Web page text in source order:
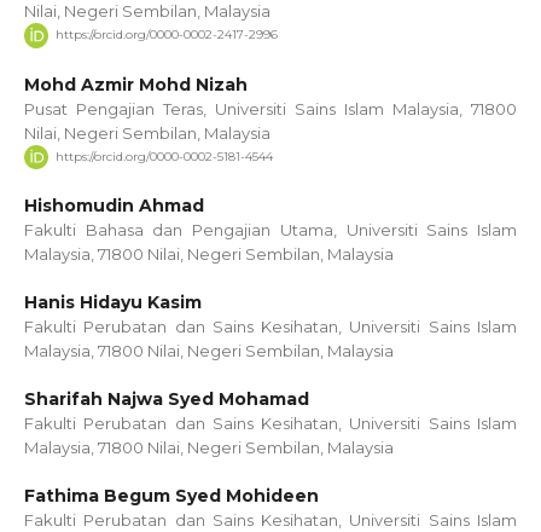
Nilai, Negeri Sembilan, Malaysia
https://orcid.org/0000-0002-2417-2996
Mohd Azmir Mohd Nizah
Pusat Pengajian Teras, Universiti Sains Islam Malaysia, 71800
Nilai, Negeri Sembilan, Malaysia
https://orcid.org/0000-0002-5181-4544
Hishomudin Ahmad
Fakulti Bahasa dan Pengajian Utama, Universiti Sains Islam
Malaysia, 71800 Nilai, Negeri Sembilan, Malaysia
Hanis Hidayu Kasim
Fakulti Perubatan dan Sains Kesihatan, Universiti Sains Islam
Malaysia, 71800 Nilai, Negeri Sembilan, Malaysia
Sharifah Najwa Syed Mohamad
Fakulti Perubatan dan Sains Kesihatan, Universiti Sains Islam
Malaysia, 71800 Nilai, Negeri Sembilan, Malaysia
Fathima Begum Syed Mohideen
Fakulti Perubatan dan Sains Kesihatan, Universiti Sains Islam